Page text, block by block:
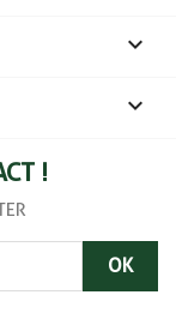
(2 avis)


!